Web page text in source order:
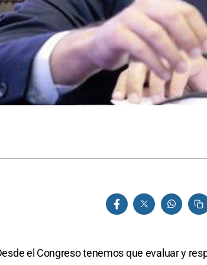
el Congreso tenemos que evaluar y